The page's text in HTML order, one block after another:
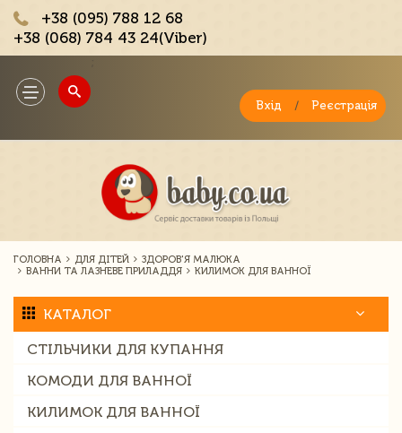
+38 (095) 788 12 68
+38 (068) 784 43 24(Viber)
Toggle
navigation
Вхід / Реєстрація
ГОЛОВНА ДЛЯ ДІТЕЙ
ЗДОРОВ'Я МАЛЮКА
ВАННИ ТА ЛАЗНЕВЕ ПРИЛАДДЯ
КИЛИМОК ДЛЯ ВАННОЇ
КАТАЛОГ
СТІЛЬЧИКИ ДЛЯ КУПАННЯ
КОМОДИ ДЛЯ ВАННОЇ
КИЛИМОК ДЛЯ ВАННОЇ